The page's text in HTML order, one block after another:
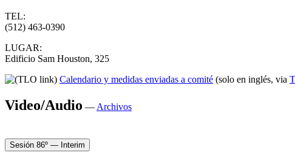
TEL:
(512) 463-0390
LUGAR:
Edificio Sam Houston, 325
Calendario y medidas enviadas a comité (solo en inglés, via
Video/Audio — Archivos
Sesión 86º — Interim